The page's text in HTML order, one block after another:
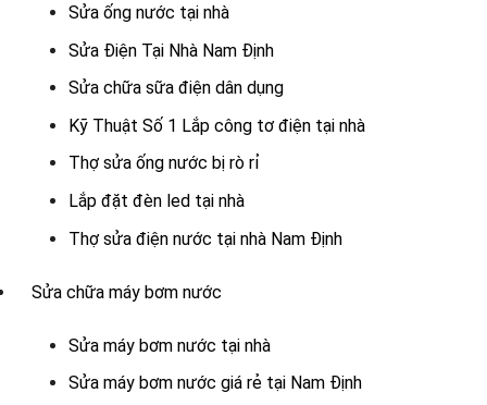
Sửa ống nước tại nhà
Sửa Điện Tại Nhà Nam Định
Sửa chữa sữa điện dân dụng
Kỹ Thuật Số 1 Lắp công tơ điện tại nhà
Thợ sửa ống nước bị rò rỉ
Lắp đặt đèn led tại nhà
Thợ sửa điện nước tại nhà Nam Định
Sửa chữa máy bơm nước
Sửa máy bơm nước tại nhà
Sửa máy bơm nước giá rẻ tại Nam Định